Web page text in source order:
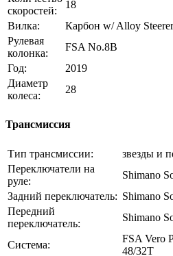
скоростей:
18
Вилка:
Карбон w/ Alloy
Рулевая
колонка:
FSA No.8B
Год:
2019
Диаметр
колеса:
28
Трансмиссия
Тип трансмиссии:
звезды и
Переключатели на
руле:
Shimano
Задний переключатель: Shimano
Передний
переключатель:
Shimano
Система:
FSA Vero
48/32T